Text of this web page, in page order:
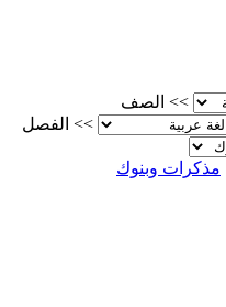
>>
الصف
>>
الفصل
مذكرات وبنوك